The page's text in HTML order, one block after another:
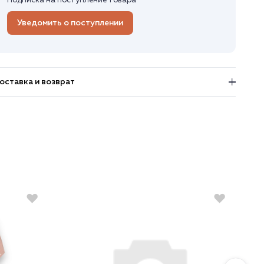
Уведомить о поступлении
и возврат